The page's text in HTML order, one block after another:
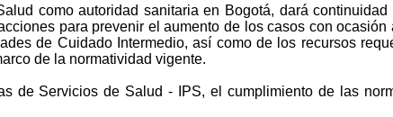
como autoridad sanitaria en Bogotá, dará
para prevenir el aumento de los casos con
de Cuidado Intermedio, así como de los recursos
de la normatividad vigente.
de Servicios de Salud - IPS,el cumplimiento de las